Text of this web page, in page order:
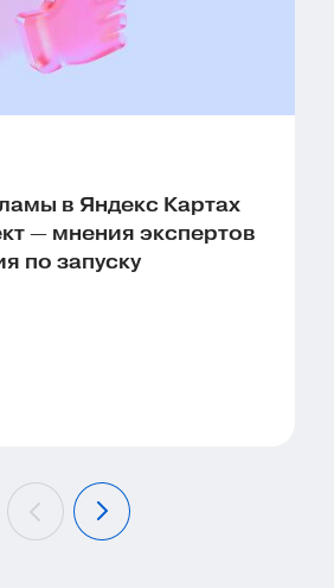
в Яндекс Картах
— мнения экспертов
по запуску